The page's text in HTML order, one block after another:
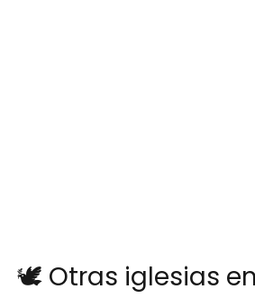
🕊️ Otras iglesias